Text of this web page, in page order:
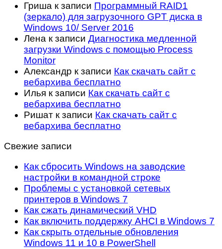
Гриша к записи Программный RAID1
(зеркало) для загрузочного GPT диска в
Windows 10/ Server 2016
Лена к записи Диагностика медленной
загрузки Windows с помощью Process
Monitor
Александр к записи Как скачать сайт с
вебархива бесплатно
Илья к записи Как скачать сайт с
вебархива бесплатно
Ришат к записи Как скачать сайт с
вебархива бесплатно
Свежие записи
Как сбросить Windows на заводские
настройки в командной строке
Проблемы с установкой сетевых
принтеров в Windows 7
Как сжать динамический VHD
Как включить поддержку AHCI в Windows 7
Как скрыть отдельные обновления
Windows 11 и 10 в PowerShell